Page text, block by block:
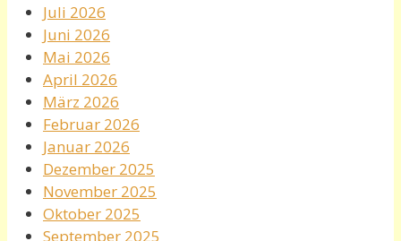
Juli 2026
Juni 2026
Mai 2026
April 2026
März 2026
Februar 2026
Januar 2026
Dezember 2025
November 2025
Oktober 2025
September 2025